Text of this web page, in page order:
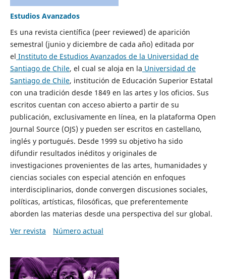
Estudios Avanzados
Es una revista científica (peer reviewed) de aparición
semestral (junio y diciembre de cada año) editada por
el Instituto de Estudios Avanzados de la Universidad de
Santiago de Chile, el cual se aloja en la Universidad de
Santiago de Chile, institución de Educación Superior Estatal
con una tradición desde 1849 en las artes y los oficios. Sus
escritos cuentan con acceso abierto a partir de su
publicación, exclusivamente en línea, en la plataforma Open
Journal Source (OJS) y pueden ser escritos en castellano,
inglés y portugués. Desde 1999 su objetivo ha sido
difundir resultados inéditos y originales de
investigaciones provenientes de las artes, humanidades y
ciencias sociales con especial atención en enfoques
interdisciplinarios, donde convergen discusiones sociales,
políticas, artísticas, filosóficas, que preferentemente
aborden las materias desde una perspectiva del sur global.
Ver revista
Número actual